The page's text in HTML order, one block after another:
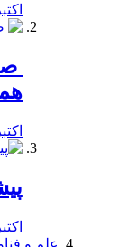
اکتبر 22,
اکتبر 15,
اکتبر 10,
علم و